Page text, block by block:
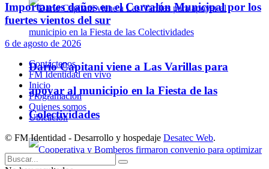
Darío Capitani viene a Las Varillas para
apoyar al municipio en la Fiesta de las
Colectividades
Importantes daños en el Corralón Municipal por los
fuertes vientos del sur
6 de agosto de 2026
Contáctenos
FM Identidad en vivo
Inicio
Programación
Quienes somos
Ubicación
© FM Identidad - Desarrollo y hospedaje Desatec Web.